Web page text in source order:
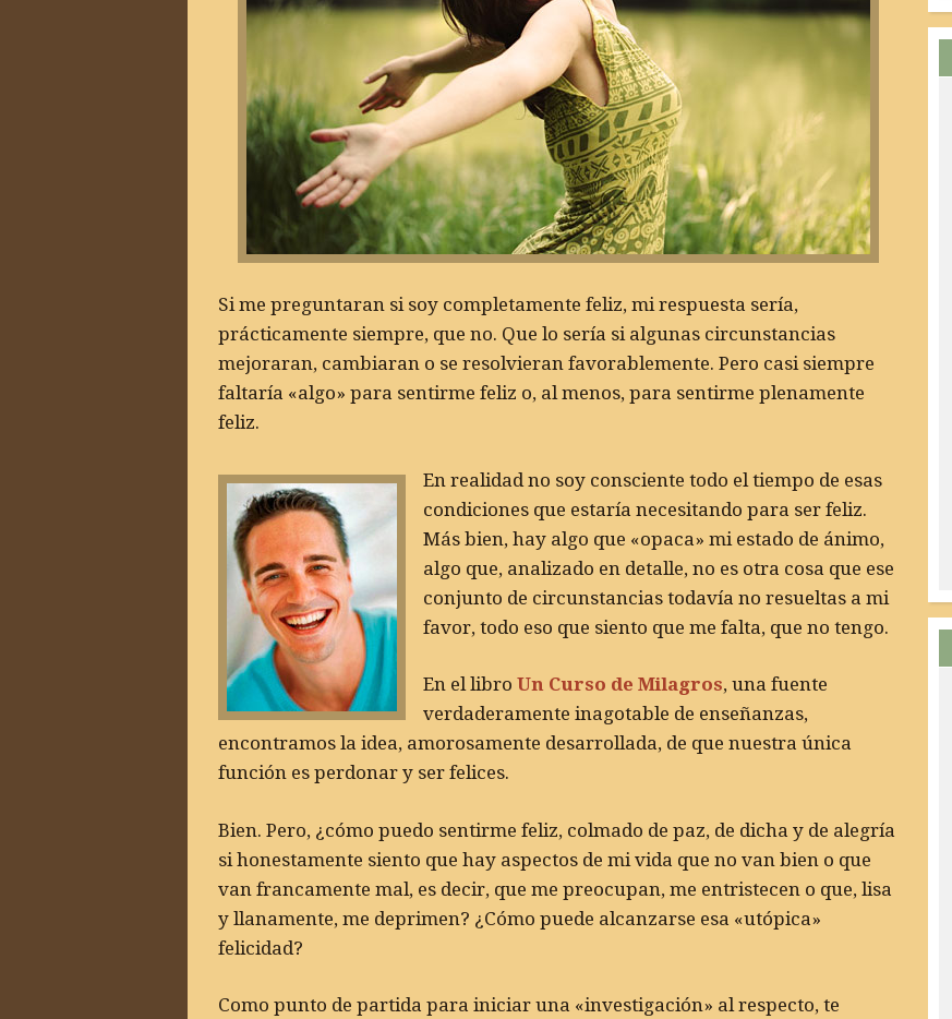
Si me preguntaran si soy completamente feliz, mi respuesta sería,
prácticamente siempre, que no. Que lo sería si algunas circunstancias
mejoraran, cambiaran o se resolvieran favorablemente. Pero casi siempre
faltaría «algo» para sentirme feliz o, al menos, para sentirme plenamente
feliz.
En realidad no soy consciente todo el tiempo de esas
condiciones que estaría necesitando para ser feliz.
Más bien, hay algo que «opaca» mi estado de ánimo,
algo que, analizado en detalle, no es otra cosa que ese
conjunto de circunstancias todavía no resueltas a mi
favor, todo eso que siento que me falta, que no tengo.
En el libro Un Curso de Milagros, una fuente
verdaderamente inagotable de enseñanzas,
encontramos la idea, amorosamente desarrollada, de que nuestra única
función es perdonar y ser felices.
Bien. Pero, ¿cómo puedo sentirme feliz, colmado de paz, de dicha y de alegría
si honestamente siento que hay aspectos de mi vida que no van bien o que
van francamente mal, es decir, que me preocupan, me entristecen o que, lisa
y llanamente, me deprimen? ¿Cómo puede alcanzarse esa «utópica»
felicidad?
Como punto de partida para iniciar una «investigación» al respecto, te